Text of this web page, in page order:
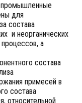
промышленные
для
состава
и неорганических
а
состава
примесей в
состава
относительной